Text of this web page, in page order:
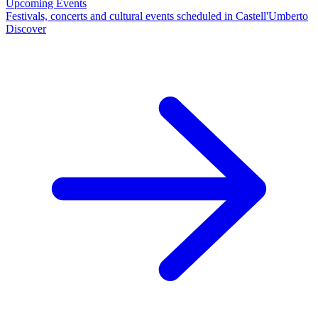
Upcoming Events
Festivals, concerts and cultural events scheduled in Castell'Umberto
Discover